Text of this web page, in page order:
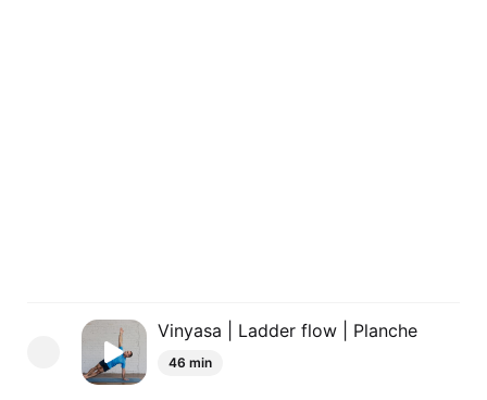
Vinyasa | Ladder flow | Planche
46 min